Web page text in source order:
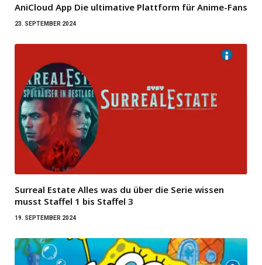
AniCloud App Die ultimative Plattform für Anime-Fans
23. SEPTEMBER 2024
Surreal Estate Alles was du über die Serie wissen
musst Staffel 1 bis Staffel 3
19. SEPTEMBER 2024